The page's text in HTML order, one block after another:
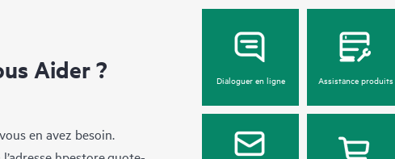
Aider ?
en avez besoin.
Dialoguer en ligne Assistance produits